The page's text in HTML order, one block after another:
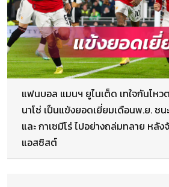
แฟนบอล แมนฯ ยูไนเต็ด เทใจกันโหว
นาโช่ เป็นแข้งยอดเยี่ยมเดือนพ.ย. ชน
และ กาเซมีโร่ ไปอย่างถล่มทลาย หลัง
แอสซิสต์